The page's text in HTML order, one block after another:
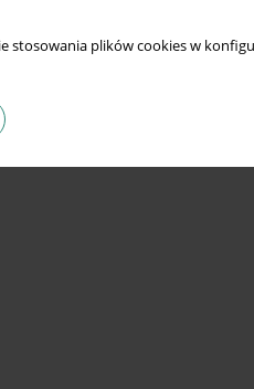
stosowania plików cookies w